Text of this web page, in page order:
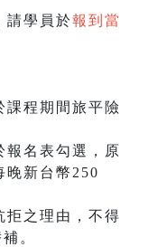
請學員於報到當
程期間旅平險
報名表勾選，原
晚新台幣250
拒之理由，不得
。